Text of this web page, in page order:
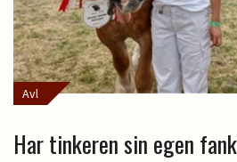
Avl
Har tinkeren sin egen